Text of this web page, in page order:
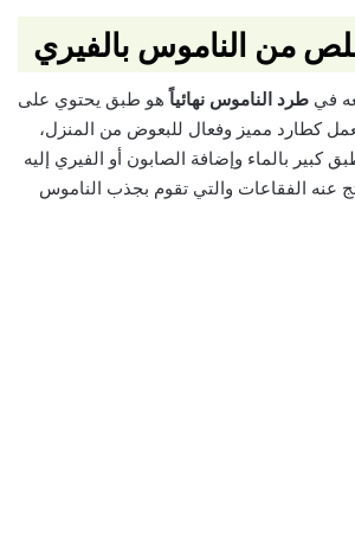
من الناموس بالفيري
في طرد الناموس نهائياًهو طبق يحتوي على
كطارد مميز وفعال للبعوض من المنزل،
بالماء وإضافة الصابون أو الفيري إليه
عنه الفقاعات والتي تقوم بجذب الناموس